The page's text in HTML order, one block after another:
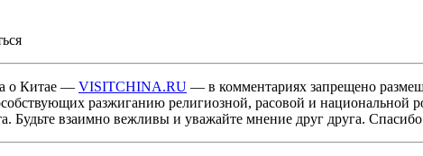
о Китае — VISITCHINA.RU — в комментариях запрещено
разжиганию религиозной, расовой и
Будьте взаимно вежливы и уважайте мнение друг друга.